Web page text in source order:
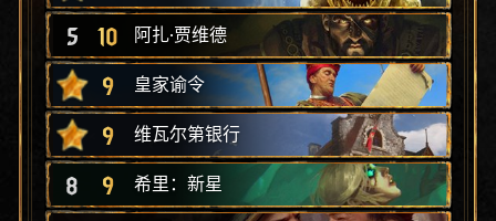
5 10 阿扎·贾维德
9 皇家谕令
9 维瓦尔第银行
8 9 希里：新星